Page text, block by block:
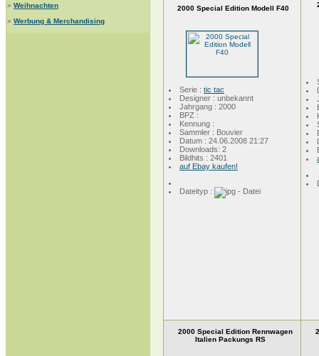
» Weihnachten
» Werbung & Merchandising
2000 Special Edition Modell F40
Serie : tic tac
Designer : unbekannt
Jahrgang : 2000
BPZ :
Kennung :
Sammler : Bouvier
Datum : 24.06.2008 21:27
Downloads: 2
Bildhits : 2401
auf Ebay kaufen!
Dateityp :
2000 Special Edition Rennwagen
Italien Packungs RS